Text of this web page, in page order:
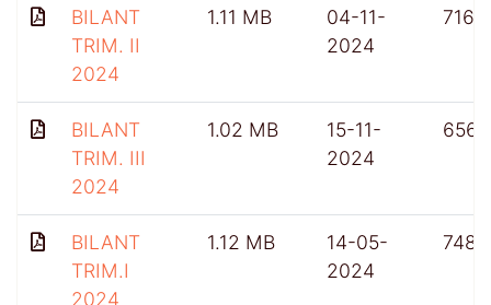
BILANT
TRIM. II
2024
1.11 MB
04-11-
2024
716
BILANT
TRIM. III
2024
1.02 MB
15-11-
2024
656
BILANT
TRIM.I
2024
1.12 MB
14-05-
2024
748